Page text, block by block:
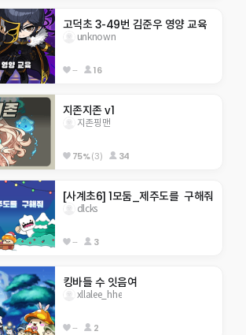
고덕초 3-49번 김준우 영양 교육
unknown
-- 16
지존지존 v1
지존핑맨
75%(3) 34
[사계초6] 1모둠_제주도를  구해줘
dlcks
-- 3
킹바들 수 잇음여
xllalee_hhe
-- 2